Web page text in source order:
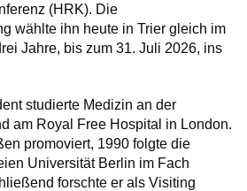
(HRK). Die
wählte ihn heute in Trier gleich im
Jahre, bis zum 31. Juli 2026, ins
studierte Medizin an der
am Royal Free Hospital in London.
promoviert, 1990 folgte die
Universität Berlin im Fach
forschte er als Visiting